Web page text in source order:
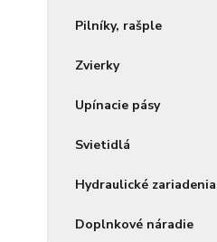
Pilníky, rašple
Zvierky
Upínacie pásy
Svietidlá
Hydraulické zariadenia
Doplnkové náradie